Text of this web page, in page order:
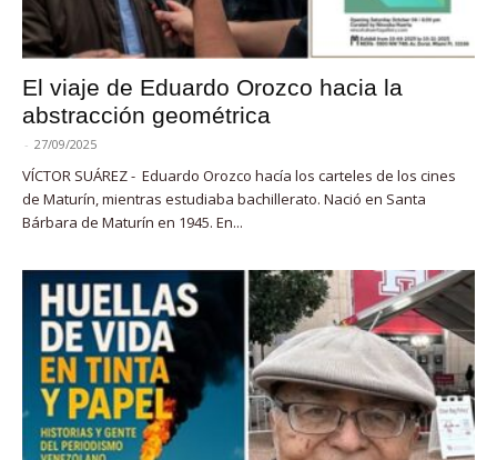
El viaje de Eduardo Orozco hacia la
abstracción geométrica
- 27/09/2025
VÍCTOR SUÁREZ - Eduardo Orozco hacía los carteles de los cines
de Maturín, mientras estudiaba bachillerato. Nació en Santa
Bárbara de Maturín en 1945. En...